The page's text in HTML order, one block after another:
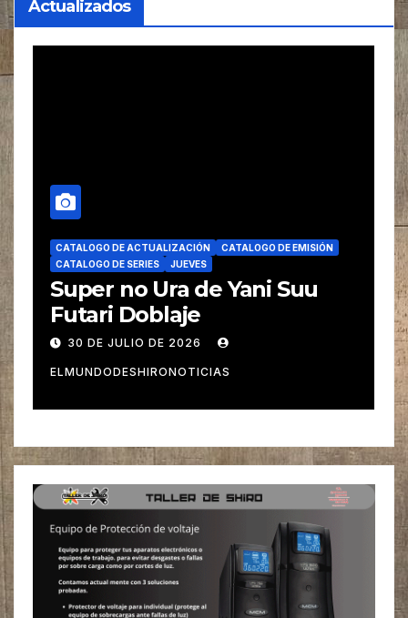
Actualizados
CATALOGO DE ACTUALIZACIÓN
CATALOGO DE EMISIÓN
CATALOGO DE SERIES
JUEVES
Super no Ura de Yani Suu
Futari Doblaje
30 DE JULIO DE 2026
ELMUNDODESHIRONOTICIAS